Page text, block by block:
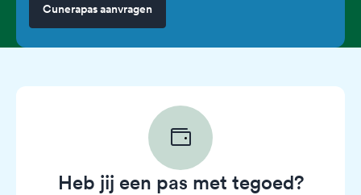
Cunerapas aanvragen
Heb jij een pas met tegoed?